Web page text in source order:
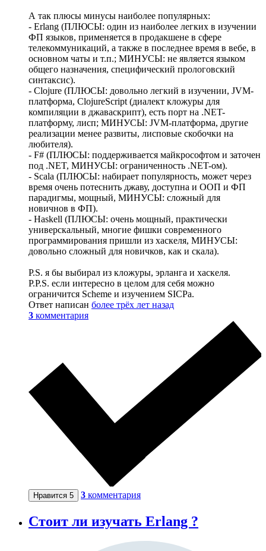
А так плюсы минусы наиболее популярных:
- Erlang (ПЛЮСЫ: один из наиболее легких в изучении
ФП языков, применяется в продакшене в сфере
телекоммуникаций, а также в последнее время в вебе, в
основном чаты и т.п.; МИНУСЫ: не является языком
общего назначения, специфический прологовский
синтаксис).
- Clojure (ПЛЮСЫ: довольно легкий в изучении, JVM-
платформа, ClojureScript (диалект кложуры для
компиляции в джаваскрипт), есть порт на .NET-
платформу, лисп; МИНУСЫ: JVM-платформа, другие
реализации менее развиты, лисповые скобочки на
любителя).
- F# (ПЛЮСЫ: поддерживается майкрософтом и заточен
под .NET, МИНУСЫ: ограниченность .NET-ом).
- Scala (ПЛЮСЫ: набирает популярность, может через
время очень потеснить джаву, доступна и ООП и ФП
парадигмы, мощный, МИНУСЫ: сложный для
новичнов в ФП).
- Haskell (ПЛЮСЫ: очень мощный, практически
универскальный, многие фишки современного
программирования пришли из хаскеля, МИНУСЫ:
довольно сложный для новичков, как и скала).
P.S. я бы выбирал из кложуры, эрланга и хаскеля.
P.P.S. если интересно в целом для себя можно
ограничится Scheme и изучением SICPа.
Ответ написан более трёх лет назад
3 комментария
Нравится 5 3 комментария
Стоит ли изучать Erlang ?